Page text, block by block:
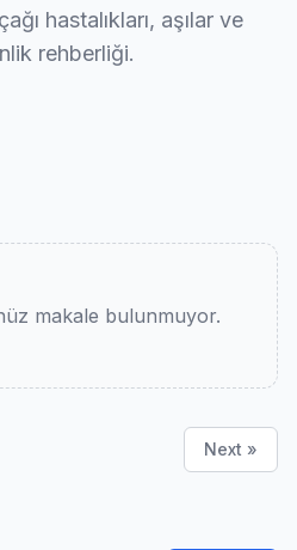
hastalıkları, aşılar ve
rehberliği.
makale bulunmuyor.
Next »